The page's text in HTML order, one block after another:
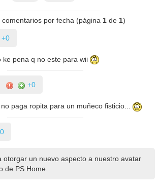
comentarios por fecha (página 1de 1)
+0
ke pena q no este para wii
+0
paga ropita para un muñeco fisticio...
otorgar un nuevo aspecto a nuestro avatar
de PS Home.